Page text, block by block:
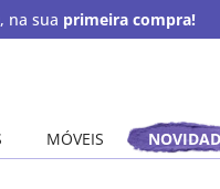
, na sua primeira compra!
MÓVEIS